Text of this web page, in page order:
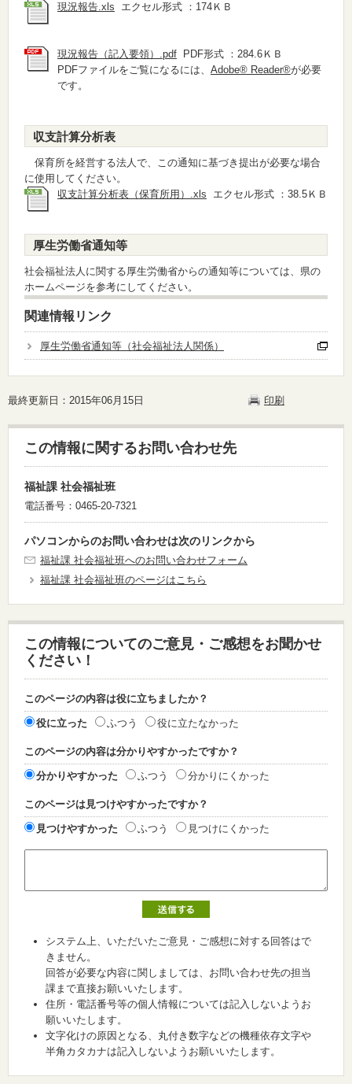
現況報告.xls エクセル形式 ：174ＫＢ
現況報告（記入要領）.pdf PDF形式 ：284.6ＫＢ
PDFファイルをご覧になるには、 Adobe® Reader®が必要
です。
収支計算分析表
保育所を経営する法人で、この通知に基づき提出が必要な場合
に使用してください。
収支計算分析表（保育所用）.xls エクセル形式 ：38.5ＫＢ
厚生労働省通知等
社会福祉法人に関する厚生労働省からの通知等については、県の
ホームページを参考にしてください。
関連情報リンク
厚生労働省通知等（社会福祉法人関係）
最終更新日：2015年06月15日 印刷
この情報に関するお問い合わせ先
福祉課 社会福祉班
電話番号：0465-20-7321
パソコンからのお問い合わせは次のリンクから
福祉課 社会福祉班へのお問い合わせフォーム
福祉課 社会福祉班のページはこちら
この情報についてのご意見・ご感想をお聞かせ
ください！
このページの内容は役に立ちましたか？
役に立った ふつう 役に立たなかった
このページの内容は分かりやすかったですか？
分かりやすかった ふつう 分かりにくかった
このページは見つけやすかったですか？
見つけやすかった ふつう 見つけにくかった
システム上、いただいたご意見・ご感想に対する回答はで
きません。
回答が必要な内容に関しましては、お問い合わせ先の担当
課まで直接お願いいたします。
住所・電話番号等の個人情報については記入しないようお
願いいたします。
文字化けの原因となる、丸付き数字などの機種依存文字や
半角カタカナは記入しないようお願いいたします。